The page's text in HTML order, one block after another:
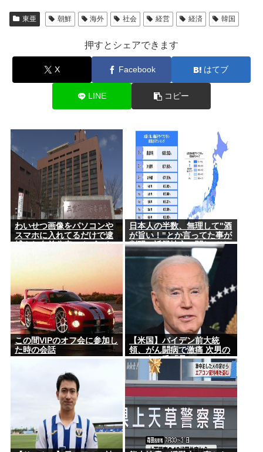
東亜 朝鮮 海外 社会 経営 経済 韓国
押すとシェアできます
X Facebook はてブ
LINE コピー
わいせつ画像をパソコンや
スマホに入れてるだけで逮
捕され名前公表、クビにな
日本人の半数、無理して"酒
が旨い！"とか言ってた事が
判明。近畿地方に関しては6
割が下戸
この間VIPのオフ会に参加し
た時の会話
【米国】バイデン前大統
領、がん闘病で激痛 次男の
ハンター氏「見ていてとて
もつらい」